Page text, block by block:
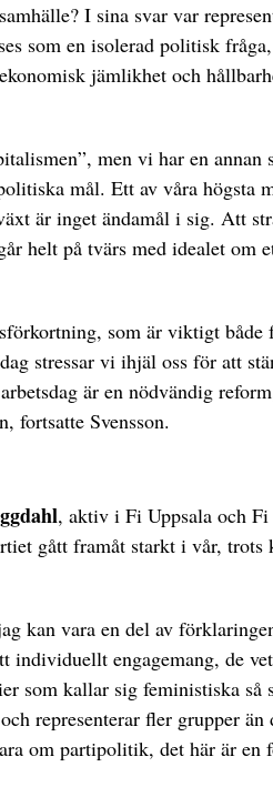
I sina svar var
som en isolerad politisk
jämlikhet och
men vi har en annan
mål. Ett av våra högsta
är inget ändamål i sig. Att
helt på tvärs med idealet om
som är viktigt både
stressar vi ihjäl oss för att
är en nödvändig
fortsatte Svensson.
, aktiv i Fi Uppsala och Fi
gått framåt starkt i vår, trots
kan vara en del av
individuellt engagemang, de
som kallar sig feministiska så
representerar fler grupper än
om partipolitik, det här är en